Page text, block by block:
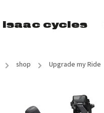
isaac cycles
/ shop / Upgrade my Ride